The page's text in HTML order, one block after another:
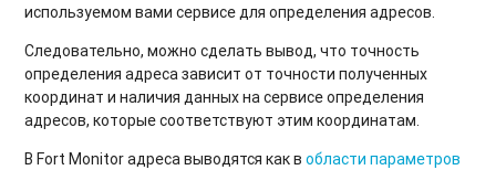
используемом вами сервисе для определения адресов.
Следовательно, можно сделать вывод, что точность
определения адреса зависит от точности полученных
координат и наличия данных на сервисе определения
адресов, которые соответствуют этим координатам.
В Fort Monitor адреса выводятся как вобласти параметров